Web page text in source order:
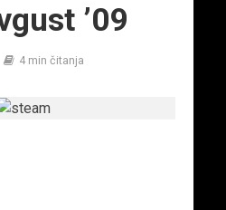
’09
4 min čitanja